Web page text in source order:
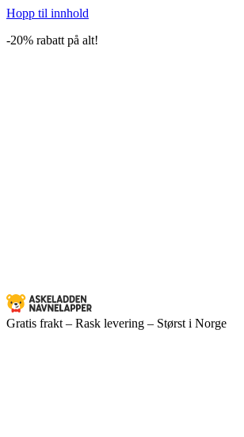
Hopp til innhold
-20% rabatt på alt!
Gratis frakt – Rask levering – Størst i Norge